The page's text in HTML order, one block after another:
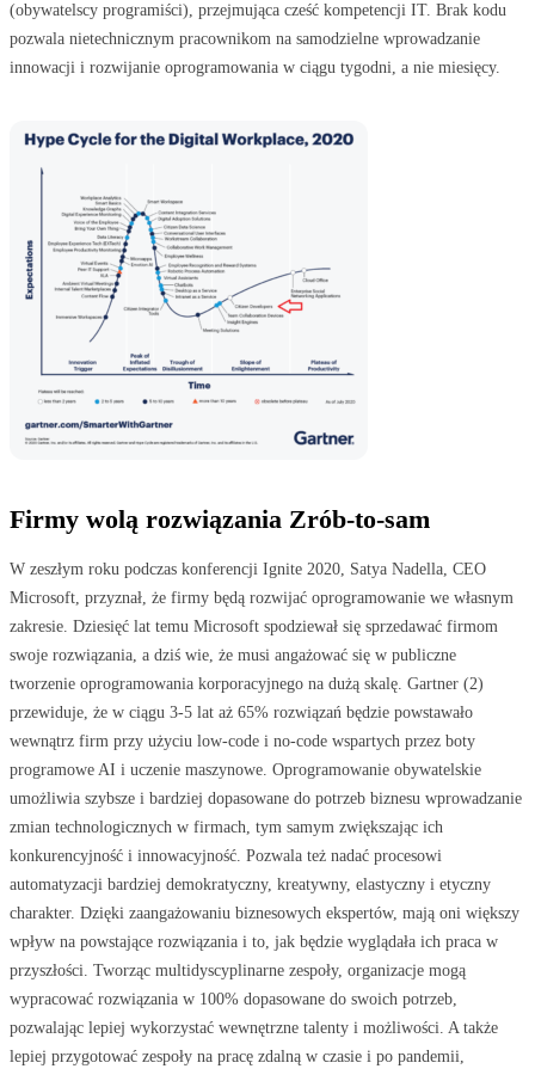
(obywatelscy programiści), przejmująca cześć kompetencji IT. Brak kodu
pozwala nietechnicznym pracownikom na samodzielne wprowadzanie
innowacji i rozwijanie oprogramowania w ciągu tygodni, a nie miesięcy.
Firmy wolą rozwiązania Zrób-to-sam
W zeszłym roku podczas konferencji Ignite 2020, Satya Nadella, CEO
Microsoft, przyznał, że firmy będą rozwijać oprogramowanie we własnym
zakresie. Dziesięć lat temu Microsoft spodziewał się sprzedawać firmom
swoje rozwiązania, a dziś wie, że musi angażować się w publiczne
tworzenie oprogramowania korporacyjnego na dużą skalę. Gartner (2)
przewiduje, że w ciągu 3-5 lat aż 65% rozwiązań będzie powstawało
wewnątrz firm przy użyciu low-code i no-code wspartych przez boty
programowe AI i uczenie maszynowe. Oprogramowanie obywatelskie
umożliwia szybsze i bardziej dopasowane do potrzeb biznesu wprowadzanie
zmian technologicznych w firmach, tym samym zwiększając ich
konkurencyjność i innowacyjność. Pozwala też nadać procesowi
automatyzacji bardziej demokratyczny, kreatywny, elastyczny i etyczny
charakter. Dzięki zaangażowaniu biznesowych ekspertów, mają oni większy
wpływ na powstające rozwiązania i to, jak będzie wyglądała ich praca w
przyszłości. Tworząc multidyscyplinarne zespoły, organizacje mogą
wypracować rozwiązania w 100% dopasowane do swoich potrzeb,
pozwalając lepiej wykorzystać wewnętrzne talenty i możliwości. A także
lepiej przygotować zespoły na pracę zdalną w czasie i po pandemii,